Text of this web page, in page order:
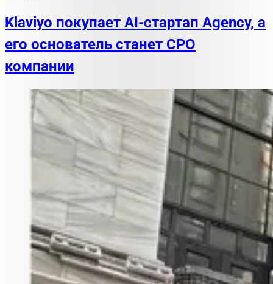
Klaviyo покупает AI-стартап Agency, а
его основатель станет CPO
компании